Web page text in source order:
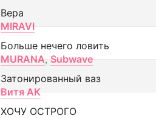
Вера
MIRAVI
Больше нечего ловить
MURANA, Subwave
Затонированный ваз
Витя АК
ХОЧУ ОСТРОГО